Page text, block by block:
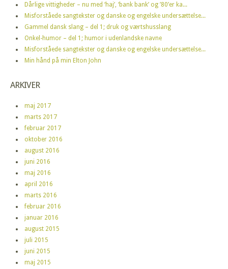
Dårlige vittigheder – nu med ‘haj’, ‘bank bank’ og ’80’er ka...
Misforståede sangtekster og danske og engelske undersættelse...
Gammel dansk slang – del 1; druk og værtshusslang
Onkel-humor – del 1; humor i udenlandske navne
Misforståede sangtekster og danske og engelske undersættelse...
Min hånd på min Elton John
ARKIVER
maj 2017
marts 2017
februar 2017
oktober 2016
august 2016
juni 2016
maj 2016
april 2016
marts 2016
februar 2016
januar 2016
august 2015
juli 2015
juni 2015
maj 2015